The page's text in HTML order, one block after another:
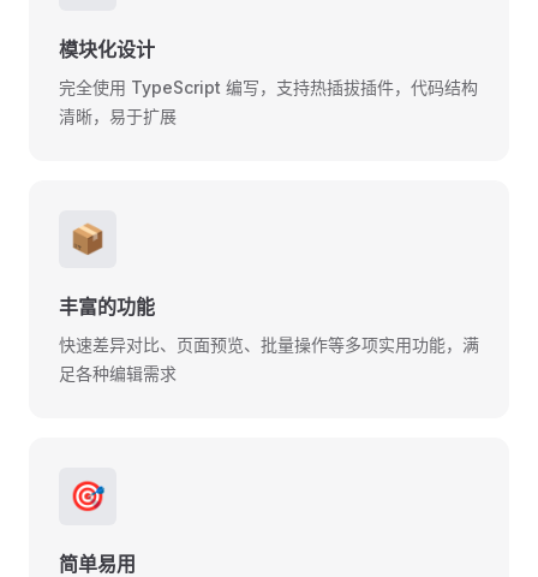
模块化设计
完全使用 TypeScript 编写，支持热插拔插件，代码结构
清晰，易于扩展
📦
丰富的功能
快速差异对比、页面预览、批量操作等多项实用功能，满
足各种编辑需求
🎯
简单易用